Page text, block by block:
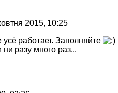
2015, 10:25
работает. Заполняйте
разу много раз...